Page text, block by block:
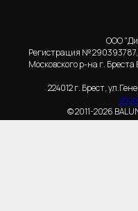
ООО
Регистрация № 290393787,
Московского р-на г.
224012 г. Брест,
© 2011-2026